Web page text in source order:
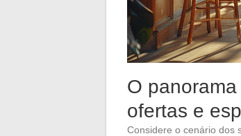
O
ofertas e
Considere o cenário dos